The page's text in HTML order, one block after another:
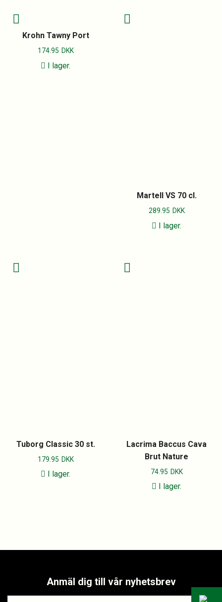
Krohn Tawny Port
174.95 DKK
I lager.
Martell VS 70 cl.
289.95 DKK
I lager.
Tuborg Classic 30 st.
179.95 DKK
I lager.
Lacrima Baccus Cava
Brut Nature
74.95 DKK
I lager.
Anmäl dig till vår nyhetsbrev